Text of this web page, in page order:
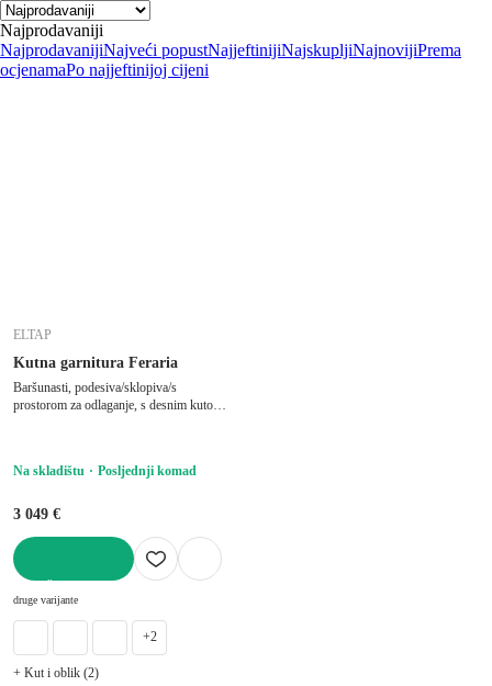
Najprodavaniji
NajprodavanijiNajveći popustNajjeftinijiNajskupljiNajnovijiPrema
ocjenamaPo najjeftinijoj cijeni
ELTAP
Kutna garnitura Feraria
Baršunasti, podesiva/sklopiva/s
prostorom za odlaganje, s desnim kutom/u
Na skladištu
Posljednji komad
3 049 €
druge varijante
+2
+ Kut i oblik (2)